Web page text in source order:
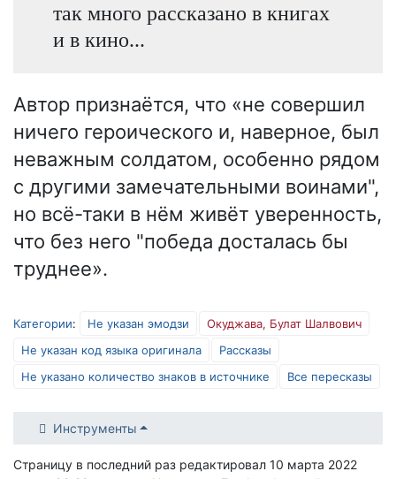
так много рассказано в книгах
и в кино...
Автор признаётся, что «не совершил
ничего героического и, наверное, был
неважным солдатом, особенно рядом
с другими замечательными воинами",
но всё-таки в нём живёт уверенность,
что без него "победа досталась бы
труднее».
Категории: Не указан эмодзи
Окуджава, Булат Шалвович
Не указан код языка оригинала
Рассказы
Не указано количество знаков в источнике
Все пересказы
Инструменты
Страницу в последний раз редактировал 10 марта 2022